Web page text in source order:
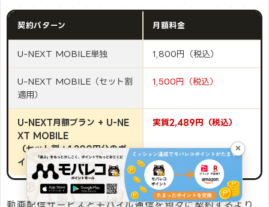
契約パターン 月額料金
U-NEXT MOBILE単独 1,800円（税込）
U-NEXT MOBILE（セット割
適用）
1,500円（税込）
U-NEXT月額プラン + U-NE
XT MOBILE
（セット割＋1,200円分のポ
イント充当）
実質2,489円（税込）
×